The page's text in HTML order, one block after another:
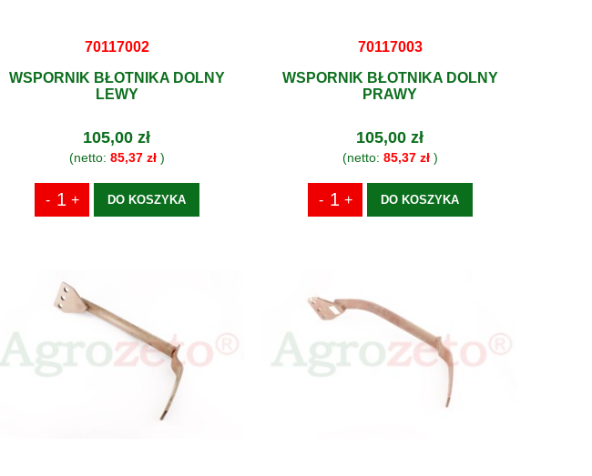
70117002
WSPORNIK BŁOTNIKA DOLNY
LEWY
105,00 zł
(netto: 85,37 zł)
DO KOSZYKA
70117003
WSPORNIK BŁOTNIKA DOLNY
PRAWY
105,00 zł
(netto: 85,37 zł)
DO KOSZYKA